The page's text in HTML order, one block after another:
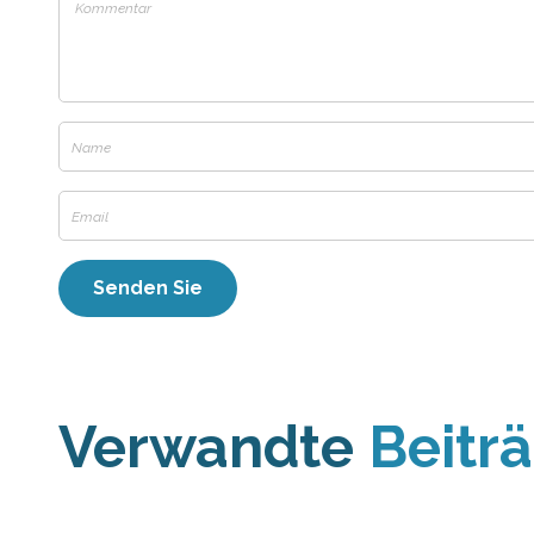
Verwandte